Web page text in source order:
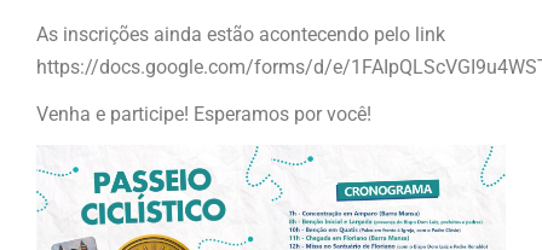
As inscrições ainda estão acontecendo pelo link
https://docs.google.com/forms/d/e/
Venha e participe! Esperamos por você!